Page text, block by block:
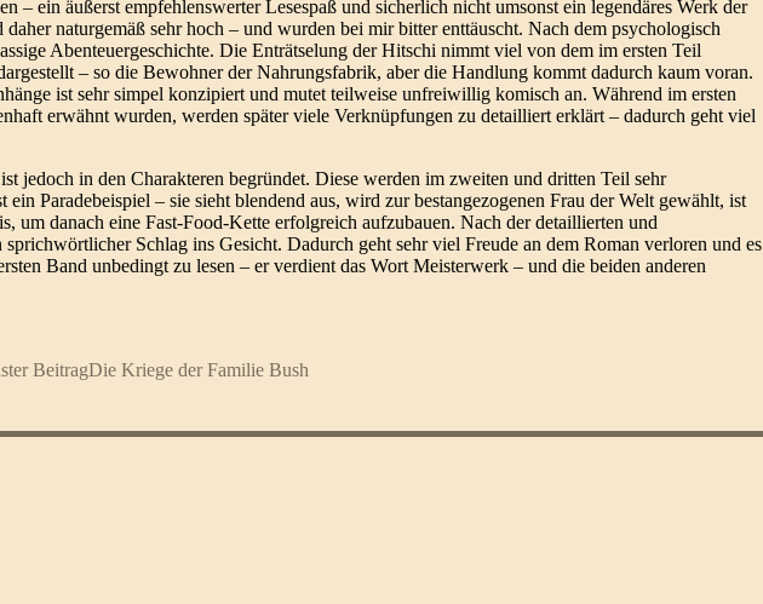
– ein äußerst empfehlenswerter Lesespaß und sicherlich nicht umsonst ein legendäres Werk der
naturgemäß sehr hoch – und wurden bei mir bitter enttäuscht. Nach dem psychologisch
Abenteuergeschichte. Die Enträtselung der Hitschi nimmt viel von dem im ersten Teil
– so die Bewohner der Nahrungsfabrik, aber die Handlung kommt dadurch kaum voran.
ist sehr simpel konzipiert und mutet teilweise unfreiwillig komisch an. Während im ersten
erwähnt wurden, werden später viele Verknüpfungen zu detailliert erklärt – dadurch geht viel
jedoch in den Charakteren begründet. Diese werden im zweiten und dritten Teil sehr
Paradebeispiel – sie sieht blendend aus, wird zur bestangezogenen Frau der Welt gewählt, ist
um danach eine Fast-Food-Kette erfolgreich aufzubauen. Nach der detaillierten und
Schlag ins Gesicht. Dadurch geht sehr viel Freude an dem Roman verloren und es
Band unbedingt zu lesen – er verdient das Wort Meisterwerk – und die beiden anderen
BeitragDie Kriege der Familie Bush